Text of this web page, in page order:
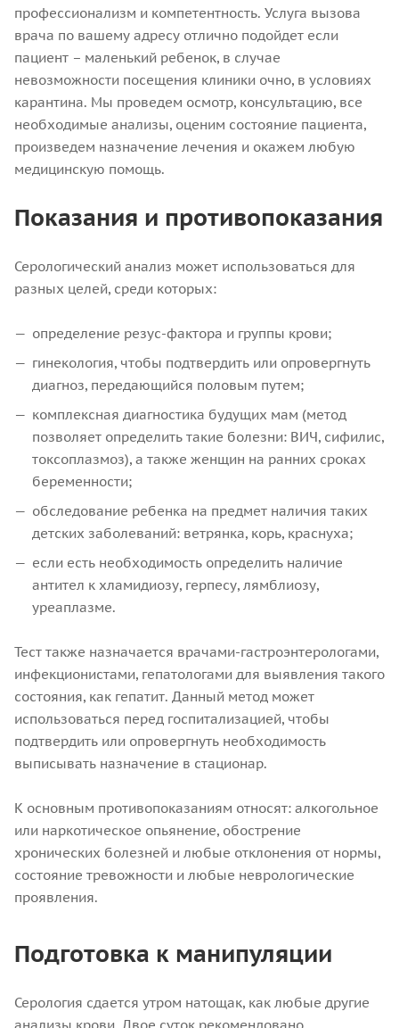
профессионализм и компетентность. Услуга вызова
врача по вашему адресу отлично подойдет если
пациент – маленький ребенок, в случае
невозможности посещения клиники очно, в условиях
карантина. Мы проведем осмотр, консультацию, все
необходимые анализы, оценим состояние пациента,
произведем назначение лечения и окажем любую
медицинскую помощь.
Показания и противопоказания
Серологический анализ может использоваться для
разных целей, среди которых:
определение резус-фактора и группы крови;
гинекология, чтобы подтвердить или опровергнуть
диагноз, передающийся половым путем;
комплексная диагностика будущих мам (метод
позволяет определить такие болезни: ВИЧ, сифилис,
токсоплазмоз), а также женщин на ранних сроках
беременности;
обследование ребенка на предмет наличия таких
детских заболеваний: ветрянка, корь, краснуха;
если есть необходимость определить наличие
антител к хламидиозу, герпесу, лямблиозу,
уреаплазме.
Тест также назначается врачами-гастроэнтерологами,
инфекционистами, гепатологами для выявления такого
состояния, как гепатит. Данный метод может
использоваться перед госпитализацией, чтобы
подтвердить или опровергнуть необходимость
выписывать назначение в стационар.
К основным противопоказаниям относят: алкогольное
или наркотическое опьянение, обострение
хронических болезней и любые отклонения от нормы,
состояние тревожности и любые неврологические
проявления.
Подготовка к манипуляции
Серология сдается утром натощак, как любые другие
анализы крови. Двое суток рекомендовано